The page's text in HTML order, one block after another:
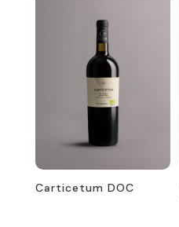
Carticetum DOC